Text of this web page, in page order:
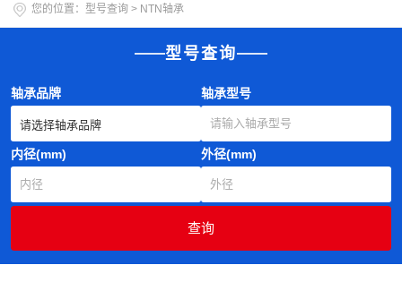
您的位置： 型号查询 > NTN轴承
型号查询
轴承品牌 轴承型号
内径(mm) 外径(mm)